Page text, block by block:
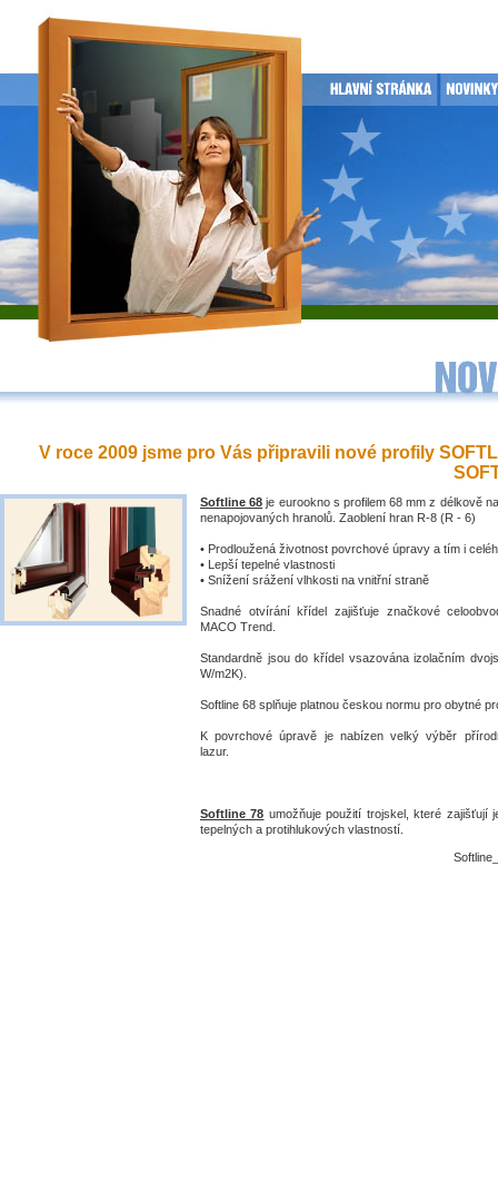
V roce 2009 jsme pro Vás připravili nové profily
Softline 68 je eurookno s profilem 68 mm z délkově
nenapojovaných hranolů. Zaoblení hran R-8 (R - 6)
• Prodloužená životnost povrchové úpravy a tím i
• Lepší tepelné vlastnosti
• Snížení srážení vlhkosti na vnitřní straně
Snadné otvírání křídel zajišťuje značkové
MACO Trend.
Standardně jsou do křídel vsazována izolačním
W/m2K).
Softline 68 splňuje platnou českou normu pro obytné
K povrchové úpravě je nabízen velký výběr
lazur.
Softline 78 umožňuje použití trojskel, které zajišťují
tepelných a protihlukových vlastností.